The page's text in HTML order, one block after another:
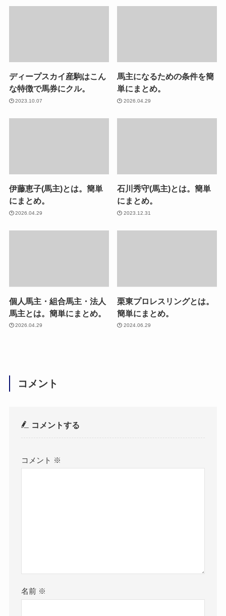
ディープスカイ産駒はこん
な特徴で馬券にクル。
2023.10.07
馬主になるための条件を簡
単にまとめ。
2026.04.29
伊藤恵子(馬主)とは。簡単
にまとめ。
2026.04.29
石川秀守(馬主)とは。簡単
にまとめ。
2023.12.31
個人馬主・組合馬主・法人
馬主とは。簡単にまとめ。
2026.04.29
栗東プロレスリングとは。
簡単にまとめ。
2024.06.29
コメント
コメントする
コメント ※
名前 ※